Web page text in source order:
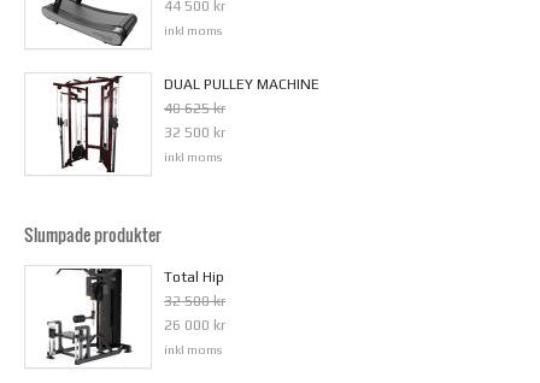
44 500 kr
inkl moms
DUAL PULLEY MACHINE
40 625 kr
32 500 kr
inkl moms
Slumpade produkter
Total Hip
32 500 kr
26 000 kr
inkl moms